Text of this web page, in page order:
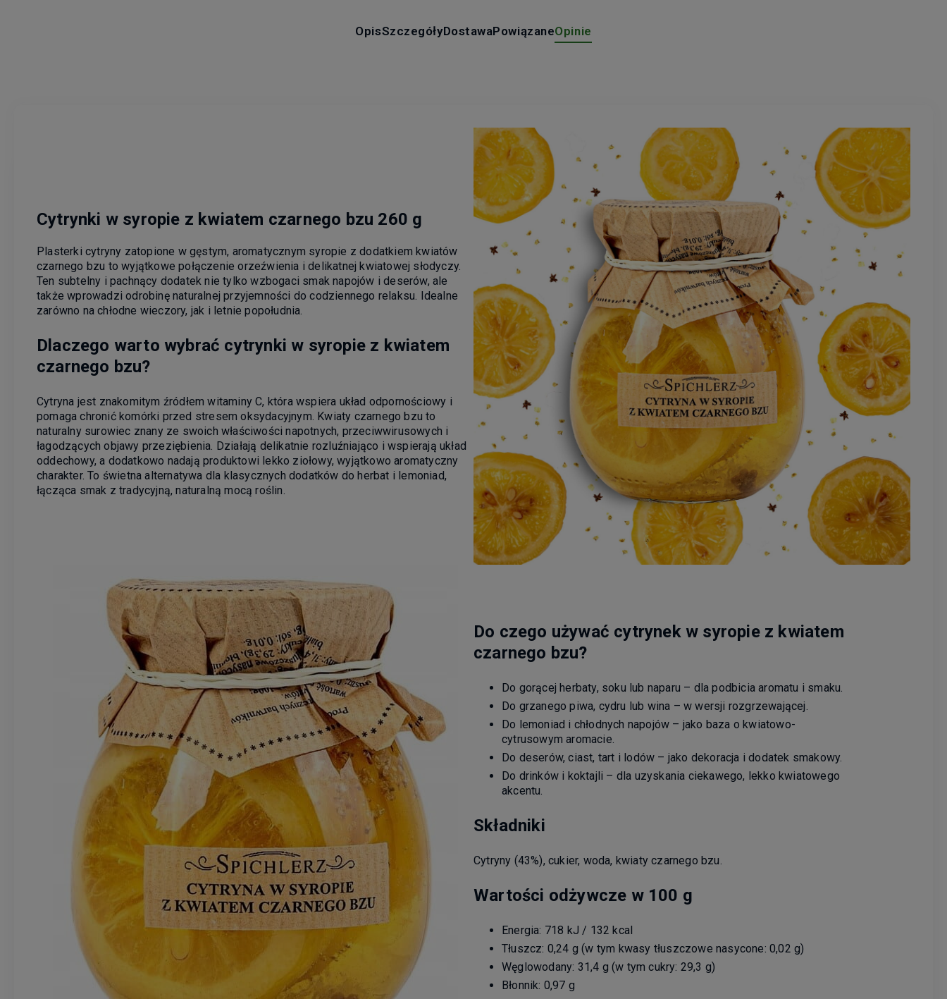
OpisSzczegółyDostawaPowiązaneOpinie
Cytrynki w syropie z kwiatem czarnego bzu 260 g
Plasterki cytryny zatopione w gęstym, aromatycznym syropie z dodatkiem kwiatów
czarnego bzu to wyjątkowe połączenie orzeźwienia i delikatnej kwiatowej słodyczy.
Ten subtelny i pachnący dodatek nie tylko wzbogaci smak napojów i deserów, ale
także wprowadzi odrobinę naturalnej przyjemności do codziennego relaksu. Idealne
zarówno na chłodne wieczory, jak i letnie popołudnia.
Dlaczego warto wybrać cytrynki w syropie z kwiatem
czarnego bzu?
Cytryna jest znakomitym źródłem witaminy C, która wspiera układ odpornościowy i
pomaga chronić komórki przed stresem oksydacyjnym. Kwiaty czarnego bzu to
naturalny surowiec znany ze swoich właściwości napotnych, przeciwwirusowych i
łagodzących objawy przeziębienia. Działają delikatnie rozluźniająco i wspierają układ
oddechowy, a dodatkowo nadają produktowi lekko ziołowy, wyjątkowo aromatyczny
charakter. To świetna alternatywa dla klasycznych dodatków do herbat i lemoniad,
łącząca smak z tradycyjną, naturalną mocą roślin.
Do czego używać cytrynek w syropie z kwiatem
czarnego bzu?
Do gorącej herbaty, soku lub naparu – dla podbicia aromatu i smaku.
Do grzanego piwa, cydru lub wina – w wersji rozgrzewającej.
Do lemoniad i chłodnych napojów – jako baza o kwiatowo-
cytrusowym aromacie.
Do deserów, ciast, tart i lodów – jako dekoracja i dodatek smakowy.
Do drinków i koktajli – dla uzyskania ciekawego, lekko kwiatowego
akcentu.
Składniki
Cytryny (43%), cukier, woda, kwiaty czarnego bzu.
Wartości odżywcze w 100 g
Energia: 718 kJ / 132 kcal
Tłuszcz: 0,24 g (w tym kwasy tłuszczowe nasycone: 0,02 g)
Węglowodany: 31,4 g (w tym cukry: 29,3 g)
Błonnik: 0,97 g